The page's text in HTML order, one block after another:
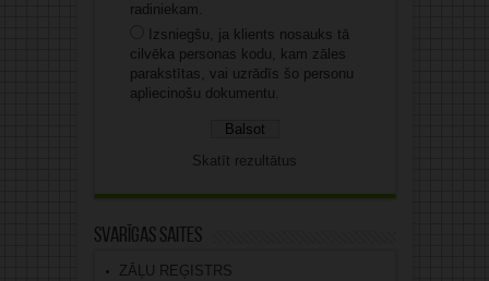
radiniekam.
Izsniegšu, ja klients nosauks tā
cilvēka personas kodu, kam zāles
parakstītas, vai uzrādīs šo personu
apliecinošu dokumentu.
Skatīt rezultātus
Svarīgas saites
ZĀĻU REĢISTRS